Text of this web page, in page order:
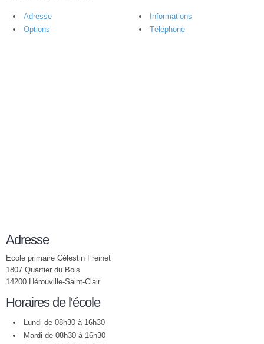
Adresse
Informations
Options
Téléphone
Adresse
Ecole primaire Célestin Freinet
1807 Quartier du Bois
14200 Hérouville-Saint-Clair
Horaires de l'école
Lundi de 08h30 à 16h30
Mardi de 08h30 à 16h30